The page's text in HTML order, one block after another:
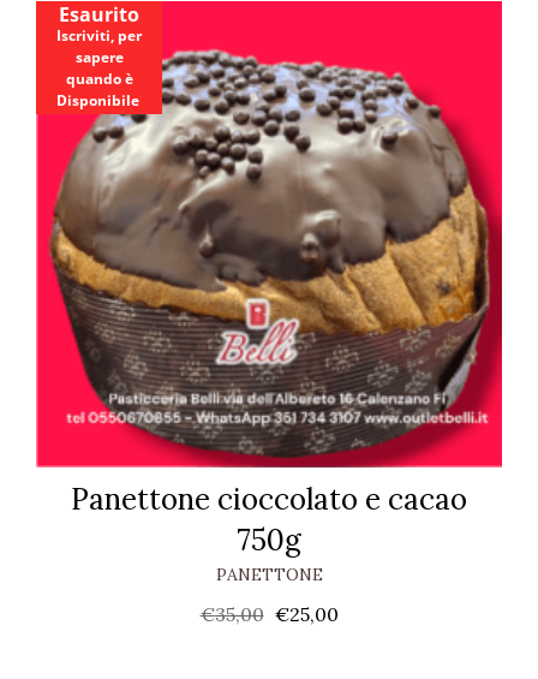
Esaurito
Iscriviti, per
sapere
quando è
Disponibile
Panettone cioccolato e cacao
750g
PANETTONE
€35,00 €25,00